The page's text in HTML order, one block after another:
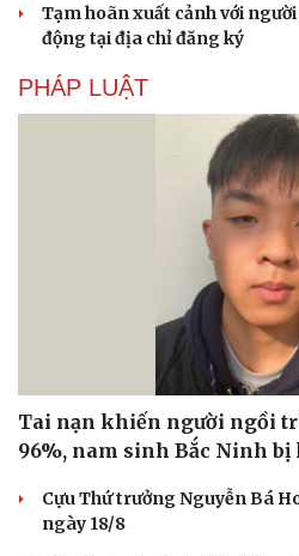
Tạm hoãn xuất cảnh với
động tại địa chỉ đăng ký
PHÁP LUẬT
Tai nạn khiến người ngồi
96%, nam sinh Bắc Ninh bị
Cựu Thứ trưởng Nguyễn Bá
ngày 18/8